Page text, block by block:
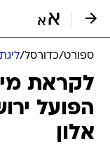
ספורט/כדורסל/
לקראת
הפועל
אלון